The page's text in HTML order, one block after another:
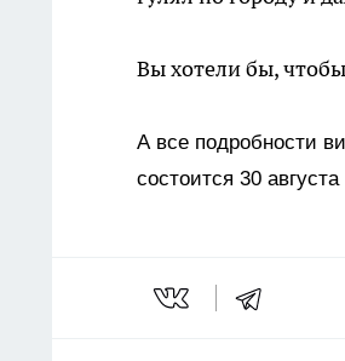
Вы хотели бы,
А все подробности
состоится 30